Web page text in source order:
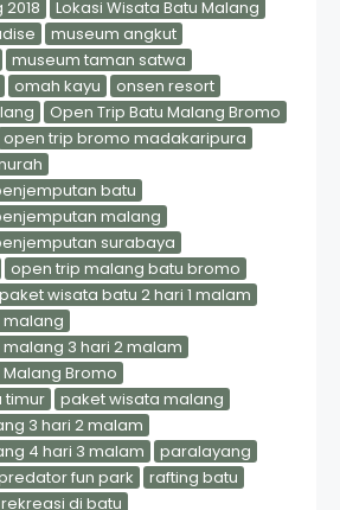
Lokasi Wisata Batu Malang
museum angkut
museum taman satwa
omah kayu
onsen resort
Open Trip Batu Malang Bromo
open trip bromo madakaripura
batu
malang
surabaya
open trip malang batu bromo
paket wisata batu 2 hari 1 malam
3 hari 2 malam
Bromo
timur
paket wisata malang
3 hari 2 malam
4 hari 3 malam
paralayang
fun park
rafting batu
rekreasi di batu